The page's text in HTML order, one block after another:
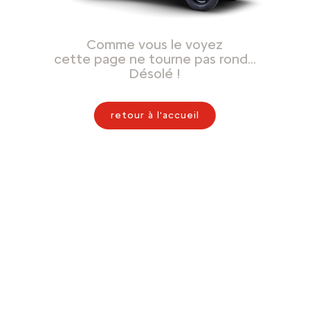
Comme vous le voyez
cette page ne tourne pas rond…
Désolé !
retour à l'accueil